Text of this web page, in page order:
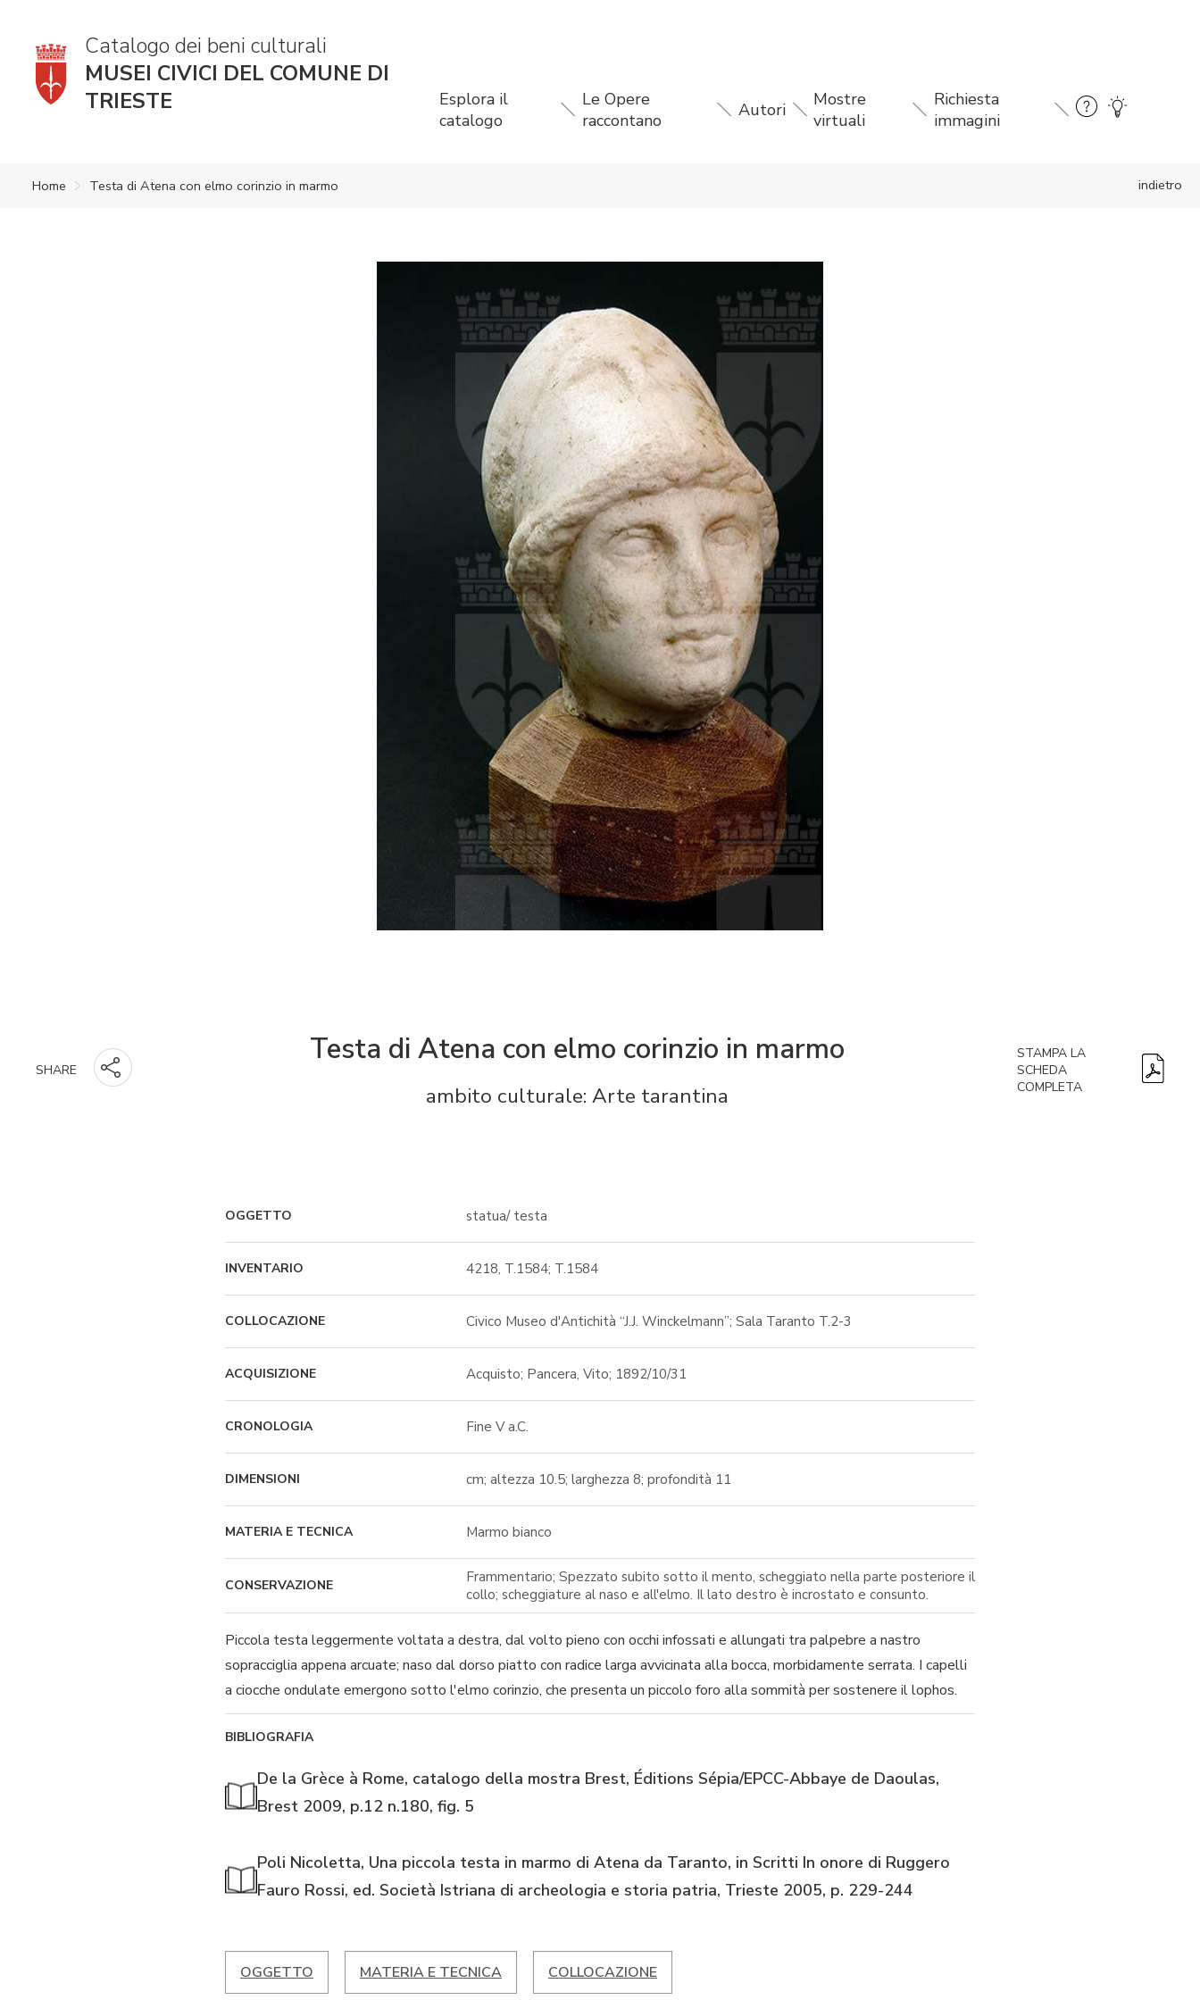
Catalogo dei beni culturali
MUSEI CIVICI DEL COMUNE DI
TRIESTE
Esplora il
catalogo
Le Opere
raccontano
Autori
Mostre
virtuali
Richiesta
immagini
indietro
Home Testa di Atena con elmo corinzio in marmo
SHARE
Testa di Atena con elmo corinzio in marmo
ambito culturale: Arte tarantina
STAMPA LA
SCHEDA
COMPLETA
OGGETTO statua/ testa
INVENTARIO 4218, T.1584; T.1584
COLLOCAZIONE Civico Museo d'Antichità “J.J. Winckelmann”; Sala Taranto T.2-3
ACQUISIZIONE Acquisto; Pancera, Vito; 1892/10/31
CRONOLOGIA Fine V a.C.
DIMENSIONI cm; altezza 10.5; larghezza 8; profondità 11
MATERIA E TECNICA Marmo bianco
CONSERVAZIONE
Frammentario; Spezzato subito sotto il mento, scheggiato nella parte posteriore il
collo; scheggiature al naso e all'elmo. Il lato destro è incrostato e consunto.
Piccola testa leggermente voltata a destra, dal volto pieno con occhi infossati e allungati tra palpebre a nastro
sopracciglia appena arcuate; naso dal dorso piatto con radice larga avvicinata alla bocca, morbidamente serrata. I capelli
a ciocche ondulate emergono sotto l'elmo corinzio, che presenta un piccolo foro alla sommità per sostenere il lophos.
BIBLIOGRAFIA
De la Grèce à Rome, catalogo della mostra Brest, Éditions Sépia/EPCC-Abbaye de Daoulas,
Brest 2009, p.12 n.180, fig. 5
Poli Nicoletta, Una piccola testa in marmo di Atena da Taranto, in Scritti In onore di Ruggero
Fauro Rossi, ed. Società Istriana di archeologia e storia patria, Trieste 2005, p. 229-244
OGGETTO MATERIA E TECNICA COLLOCAZIONE